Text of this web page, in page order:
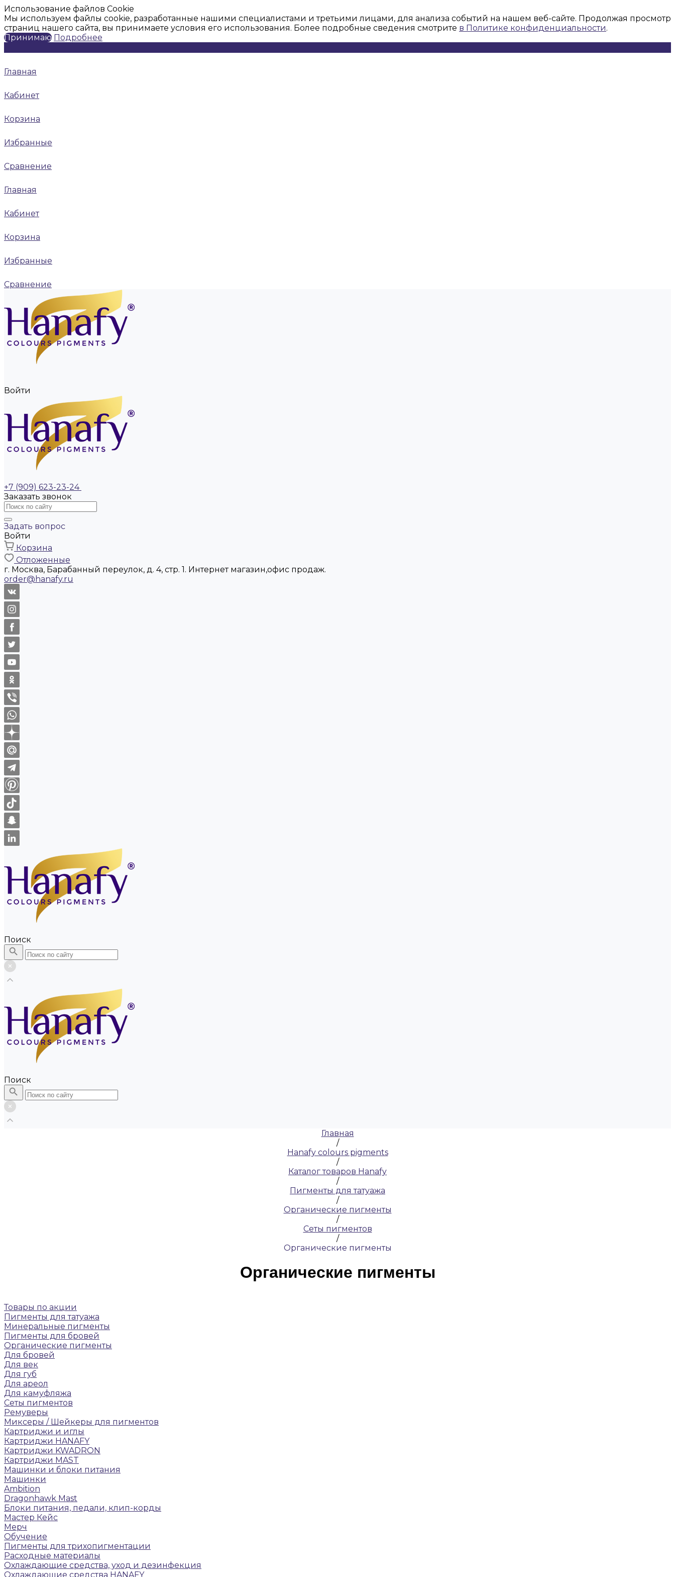
Использование файлов Cookie
Мы используем файлы cookie, разработанные нашими специалистами и третьими лицами, для анализа событий на нашем веб-сайте. Продолжая просмотр
страниц нашего сайта, вы принимаете условия его использования. Более подробные сведения смотрите в Политике конфиденциальности.
Принимаю Подробнее
Главная
Кабинет
Корзина
Избранные
Сравнение
Главная
Кабинет
Корзина
Избранные
Сравнение
Войти
+7 (909) 623-23-24
Заказать звонок
Задать вопрос
Войти
Корзина
Отложенные
г. Москва, Барабанный переулок, д. 4, стр. 1. Интернет магазин,офис продаж.
order@hanafy.ru
Поиск
Поиск
Главная
/
Hanafy colours pigments
/
Каталог товаров Hanafy
/
Пигменты для татуажа
/
Органические пигменты
/
Сеты пигментов
/
Органические пигменты
Органические пигменты
Товары по акции
Пигменты для татуажа
Минеральные пигменты
Пигменты для бровей
Органические пигменты
Для бровей
Для век
Для губ
Для ареол
Для камуфляжа
Сеты пигментов
Ремуверы
Микcеры / Шейкеры для пигментов
Картриджи и иглы
Картриджи HANAFY
Картриджи KWADRON
Картриджи MAST
Машинки и блоки питания
Машинки
Ambition
Dragonhawk Mast
Блоки питания, педали, клип-корды
Мастер Кейс
Мерч
Обучение
Пигменты для трихопигментации
Расходные материалы
Охлаждающие средства, уход и дезинфекция
Охлаждающие средства HANAFY